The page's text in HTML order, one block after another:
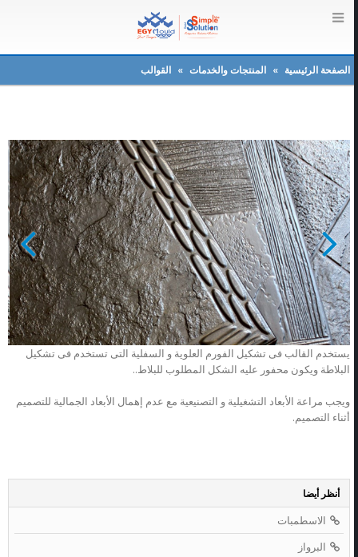
الصفحة الرئيسية » المنتجات والخدمات » القوالب
يستخدم القالب فى تشكيل الفورم العلوية و السفلية التى تستخدم فى تشكيل
البلاطة ويكون محفور عليه الشكل المطلوب للبلاط..
ويجب مراعة الأبعاد التشغيلية و التصنيعية مع عدم إهمال الأبعاد الجمالية للتصميم
أثناء التصميم.
أنظر أيضا
الاسطمبات
البرواز